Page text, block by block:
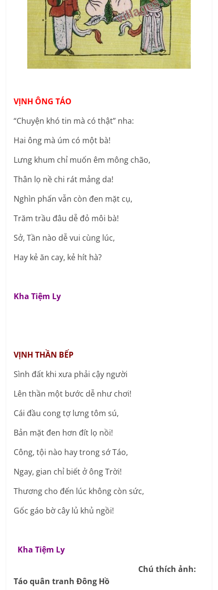
VỊNH ÔNG TÁO
“Chuyện khó tin mà có thật” nha:
Hai ông mà úm có một bà!
Lưng khum chỉ muốn êm mông chão,
Thân lọ nề chi rát mảng da!
Nghìn phấn vẫn còn đen mặt cụ,
Trăm trầu đâu dễ đỏ môi bà!
Sở, Tần nào dễ vui cùng lúc,
Hay kẻ ăn cay, kẻ hít hà?
Kha Tiệm Ly
VỊNH THẦN BẾP
Sình đất khi xưa phải cậy người
Lên thần một bước dễ như chơi!
Cái đầu cong tợ lưng tôm sú,
Bản mặt đen hơn đít lọ nồi!
Công, tội nào hay trong sớ Táo,
Ngay, gian chỉ biết ở ông Trời!
Thương cho đến lúc không còn sức,
Gốc gáo bờ cây lủ khủ ngồi!
Kha Tiệm Ly
Chú thích ảnh:
Táo quân tranh Đông Hồ